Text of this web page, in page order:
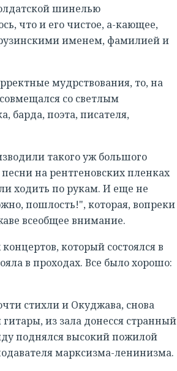
шинелью
что и его чистое, а-кающее,
именем, фамилией и
мудрствования, то, на
со светлым
барда, поэта, писателя,
такого уж большого
на рентгеновских пленках
ходить по рукам. И еще не
пошлость!", которая, вопреки
всеобщее внимание.
который состоялся в
в проходах. Все было хорошо:
стихли и Окуджава, снова
гитары, из зала донесся странный
поднялся высокий пожилой
марксизма-ленинизма.